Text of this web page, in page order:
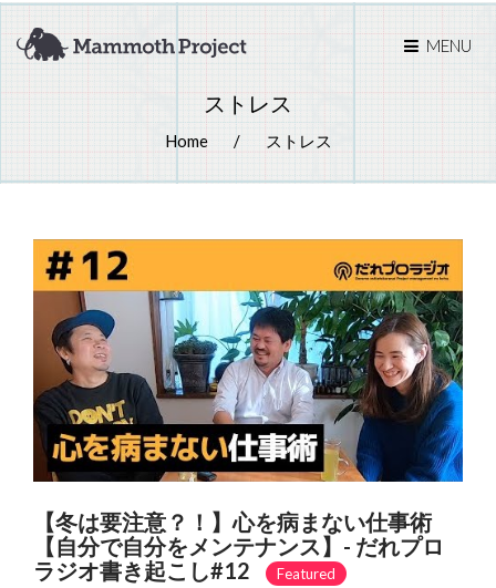
MENU
ストレス
Home ストレス
【冬は要注意？！】心を病まない仕事術
【自分で自分をメンテナンス】- だれプロ
ラジオ書き起こし#12
Featured